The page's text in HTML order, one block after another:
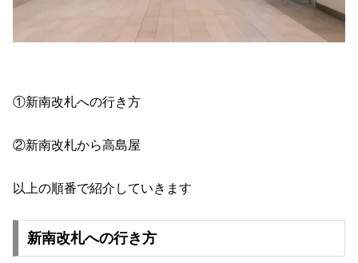
①新南改札への行き方
②新南改札から高島屋
以上の順番で紹介していきます
新南改札への行き方